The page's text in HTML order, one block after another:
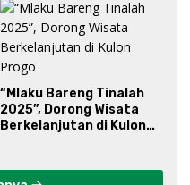
“Mlaku Bareng Tinalah
2025”, Dorong Wisata
Berkelanjutan di Kulon